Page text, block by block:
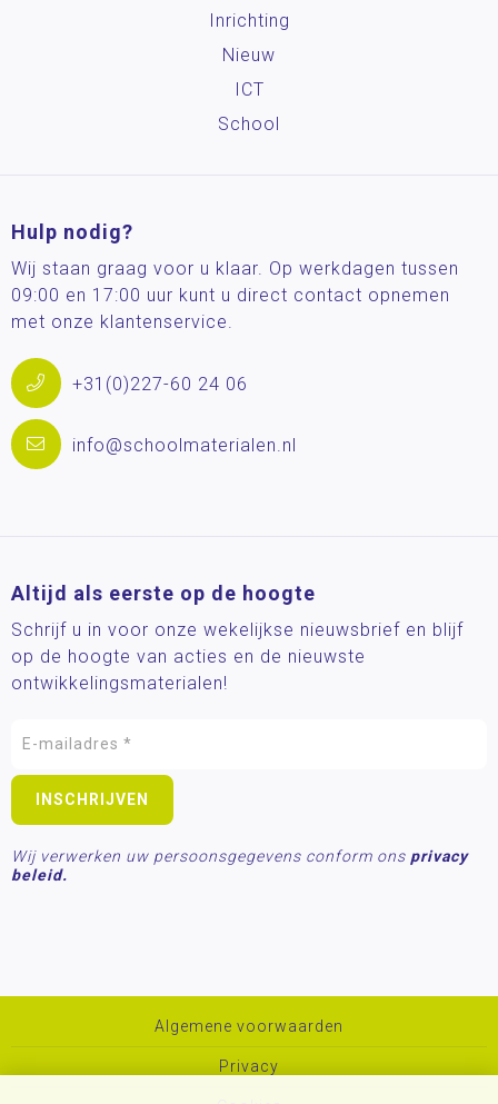
Inrichting
Nieuw
ICT
School
Hulp nodig?
Wij staan graag voor u klaar. Op werkdagen tussen
09:00 en 17:00 uur kunt u direct contact opnemen
met onze klantenservice.
+31(0)227-60 24 06
info@schoolmaterialen.nl
Altijd als eerste op de hoogte
Schrijf u in voor onze wekelijkse nieuwsbrief en blijf
op de hoogte van acties en de nieuwste
ontwikkelingsmaterialen!
Wij verwerken uw persoonsgegevens conform ons privacy
beleid.
Algemene voorwaarden
Privacy